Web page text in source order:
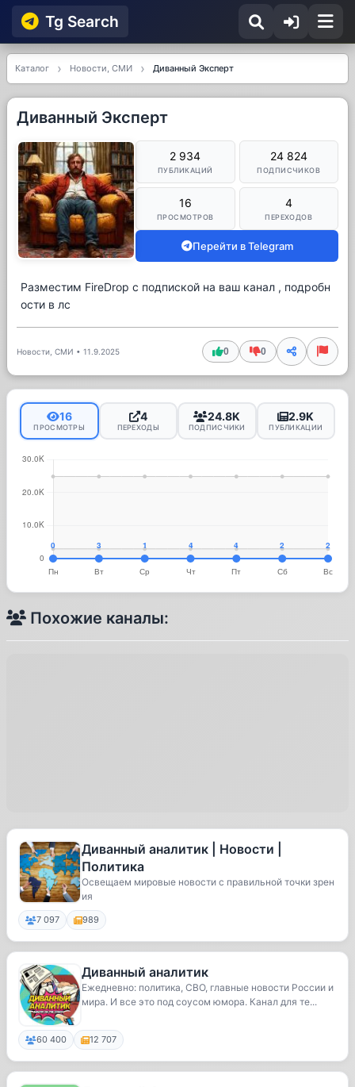
Tg Searсh
Каталог Новости, СМИ Диванный Эксперт
Диванный Эксперт
2 934
ПУБЛИКАЦИЙ
24 824
ПОДПИСЧИКОВ
16
ПРОСМОТРОВ
4
ПЕРЕХОДОВ
Перейти в Telegram
Разместим FireDrop с подпиской на ваш канал , подробн
ости в лс
Новости, СМИ • 11.9.2025 0 0
16
ПРОСМОТРЫ
4
ПЕРЕХОДЫ
24.8K
ПОДПИСЧИКИ
2.9K
ПУБЛИКАЦИИ
Похожие каналы:
Диванный аналитик | Новости |
Политика
Освещаем мировые новости с правильной точки зрен
ия
7 097 989
Диванный аналитик
Ежедневно: политика, СВО, главные новости России и
мира. И все это под соусом юмора. Канал для те...
60 400 12 707